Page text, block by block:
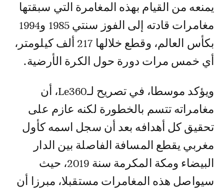
يمنعه من القيام بهذه المغامرة التي سبقتها
مغامرات قادته إلى الفوز سنتي 1985 و1994
بكأس العالم، وقطع خلالها 217 ألف كيلومتر،
أي خمس مرات دورة حول الكرة الأرضية.
ويؤكد موسطا، في تصريح لـLe360، أن
مغامراته تتسم بالخطورة لكنه عازم على
تحقيق كل أهدافه بعد أن سجل اسمه كأول
مغربي يقطع المسافة الفاصلة بين الدار
البيضاء ومكة المكرمة سنة 2019، حيث
سيواصل هذه المغامرات مستقبلا، مبرزا أن